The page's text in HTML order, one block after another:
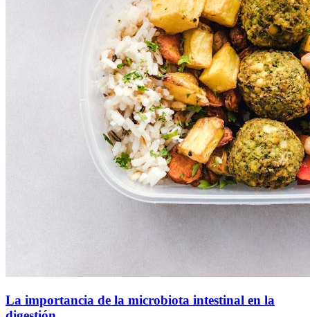
La importancia de la microbiota intestinal en la